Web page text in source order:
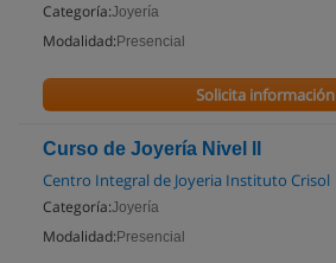
Categoría:Joyería
Modalidad: Presencial
Solicita información
Curso de Joyería Nivel ll
Centro Integral de Joyeria Instituto Crisol
Categoría:Joyería
Modalidad: Presencial